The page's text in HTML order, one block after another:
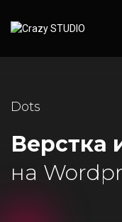
Dots
Верстка
на